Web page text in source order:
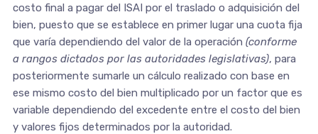
costo final a pagar del ISAI por el traslado o adquisición del
bien, puesto que se establece en primer lugar una cuota fija
que varía dependiendo del valor de la operación (conforme
a rangos dictados por las autoridades legislativas), para
posteriormente sumarle un cálculo realizado con base en
ese mismo costo del bien multiplicado por un factor que es
variable dependiendo del excedente entre el costo del bien
y valores fijos determinados por la autoridad.